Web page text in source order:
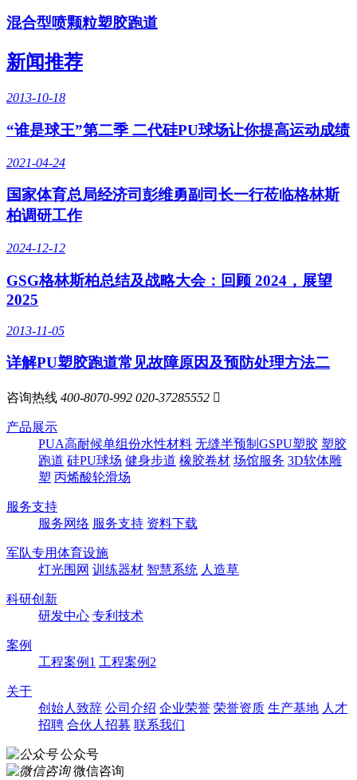
混合型喷颗粒塑胶跑道
新闻推荐
2013-10-18
“谁是球王”第二季 二代硅PU球场让你提高运动成绩
2021-04-24
国家体育总局经济司彭维勇副司长一行莅临格林斯
柏调研工作
2024-12-12
GSG格林斯柏总结及战略大会：回顾 2024，展望
2025
2013-11-05
详解PU塑胶跑道常见故障原因及预防处理方法二
咨询热线 400-8070-992 020-37285552 
产品展示
PUA高耐候单组份水性材料 无缝半预制GSPU塑胶 塑胶
跑道 硅PU球场 健身步道 橡胶卷材 场馆服务 3D软体雕
塑 丙烯酸轮滑场
服务支持
服务网络 服务支持 资料下载
军队专用体育设施
灯光围网 训练器材 智慧系统 人造草
科研创新
研发中心 专利技术
案例
工程案例1 工程案例2
关于
创始人致辞 公司介绍 企业荣誉 荣誉资质 生产基地 人才
招聘 合伙人招募 联系我们
公众号
微信咨询